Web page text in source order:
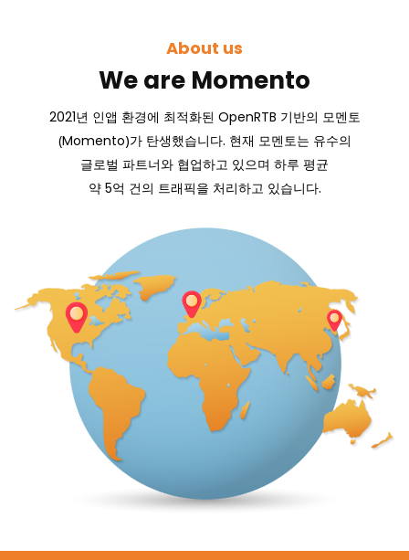
About us
We are Momento
2021년 인앱 환경에 최적화된 OpenRTB 기반의 모멘토
(Momento)가 탄생했습니다. 현재 모멘토는 유수의
글로벌 파트너와 협업하고 있으며 하루 평균
약 5억 건의 트래픽을 처리하고 있습니다.